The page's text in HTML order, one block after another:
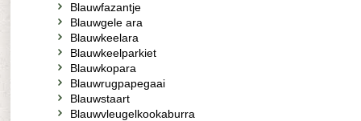
Blauwfazantje
Blauwgele ara
Blauwkeelara
Blauwkeelparkiet
Blauwkopara
Blauwrugpapegaai
Blauwstaart
Blauwvleugelkookaburra